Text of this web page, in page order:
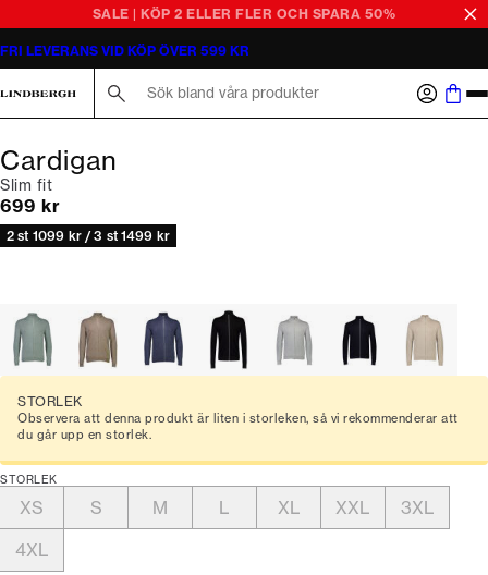
SALE | KÖP 2 ELLER FLER OCH SPARA 50%
FRI LEVERANS VID KÖP ÖVER 599 KR
Cardigan
Slim fit
Nuvarande pris
699 kr
2 st 1099 kr / 3 st 1499 kr
STORLEK
Observera att denna produkt är liten i storleken, så vi rekommenderar att
du går upp en storlek.
STORLEK
XS S M L XL XXL
3XL
4XL